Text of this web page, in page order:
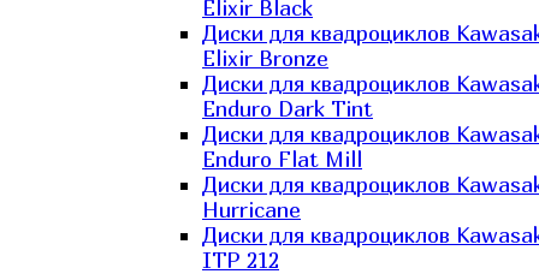
Elixir Black
Диски для квадроциклов
Elixir Bronze
Диски для квадроциклов
Enduro Dark Tint
Диски для квадроциклов
Enduro Flat Mill
Диски для квадроциклов
Hurricane
Диски для квадроциклов
ITP 212